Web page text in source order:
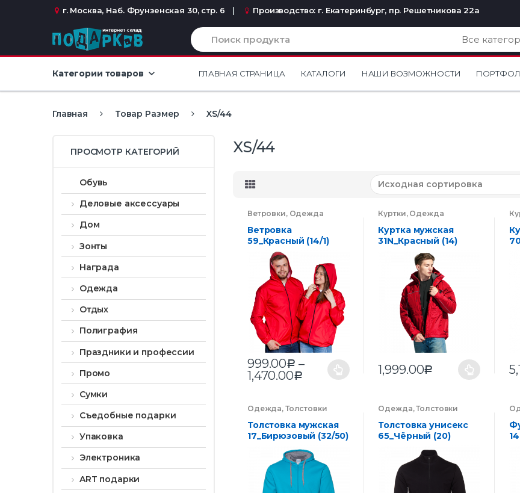
Перейти к навигации
перейти к содержаниюг. Москва, Наб. Фрунзенская 30, стр. 6 Производство: г. Екатеринбург, пр. Решетникова 22а
И
с
к
Категории товаров ГЛАВНАЯ СТРАНИЦА КАТАЛОГИ НАШИ ВОЗМОЖНОСТИ
Главная Товар Размер XS/44
XS/44
Ветровки, Одежда
Ветровка
59_Красный (14/1)
999.00Р –
1,470.00Р
Куртки, Одежда
Куртка мужская
31N_Красный (14)
1,999.00Р
Одежда, Толстовки
Толстовка мужская
17_Бирюзовый (32/50)
Одежда,Толстовки
Толстовка унисекс
65_Чёрный (20)
ПРОСМОТР КАТЕГОРИЙ
Обувь
Деловые аксессуары
Дом
Зонты
Награда
Одежда
Отдых
Полиграфия
Праздники и профессии
Промо
Сумки
Съедобные подарки
Упаковка
Электроника
ART подарки